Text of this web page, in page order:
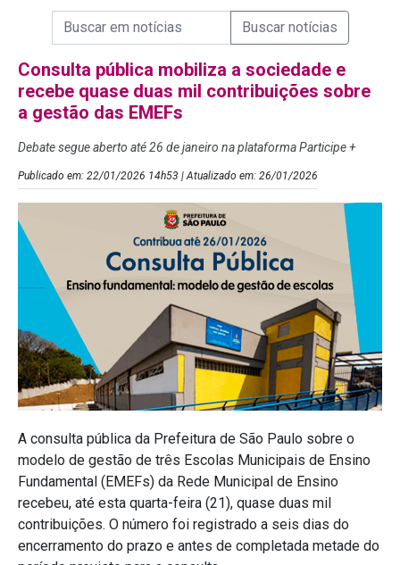
Campo de Busca de Notícias
Campo de Busca de informaçõesEnviar a Busca de Notícias
Consulta pública mobiliza a sociedade e
recebe quase duas mil contribuições sobre
a gestão das EMEFs
Debate segue aberto até 26 de janeiro na plataforma Participe +
Publicado em: 22/01/2026 14h53 | Atualizado em: 26/01/2026
A consulta pública da Prefeitura de São Paulo sobre o
modelo de gestão de três Escolas Municipais de Ensino
Fundamental (EMEFs) da Rede Municipal de Ensino
recebeu, até esta quarta-feira (21), quase duas mil
contribuições. O número foi registrado a seis dias do
encerramento do prazo e antes de completada metade do